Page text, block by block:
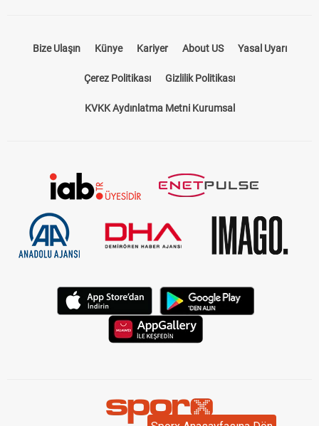
Bize Ulaşın Künye Kariyer About US Yasal Uyarı
Çerez Politikası Gizlilik Politikası
KVKK Aydınlatma Metni Kurumsal